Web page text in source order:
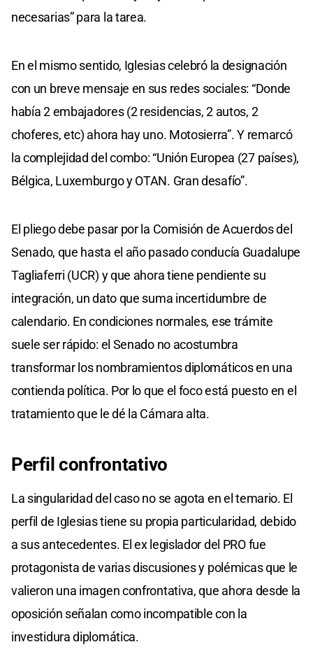
necesarias” para la tarea.
En el mismo sentido, Iglesias celebró la designación
con un breve mensaje en sus redes sociales: “Donde
había 2 embajadores (2 residencias, 2 autos, 2
choferes, etc) ahora hay uno. Motosierra”. Y remarcó
la complejidad del combo: “Unión Europea (27 países),
Bélgica, Luxemburgo y OTAN. Gran desafío”.
El pliego debe pasar por la Comisión de Acuerdos del
Senado, que hasta el año pasado conducía Guadalupe
Tagliaferri (UCR) y que ahora tiene pendiente su
integración, un dato que suma incertidumbre de
calendario. En condiciones normales, ese trámite
suele ser rápido: el Senado no acostumbra
transformar los nombramientos diplomáticos en una
contienda política. Por lo que el foco está puesto en el
tratamiento que le dé la Cámara alta.
Perfil confrontativo
La singularidad del caso no se agota en el temario. El
perfil de Iglesias tiene su propia particularidad, debido
a sus antecedentes. El ex legislador del PRO fue
protagonista de varias discusiones y polémicas que le
valieron una imagen confrontativa, que ahora desde la
oposición señalan como incompatible con la
investidura diplomática.